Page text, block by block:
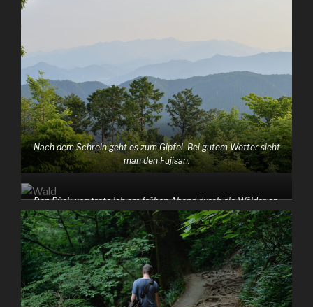
Nach dem Schrein geht es zum Gipfel. Bei gutem Wetter sieht
man den Fujisan.
Den Rückweg trete ich am frühen Abend durch die Wälder an.